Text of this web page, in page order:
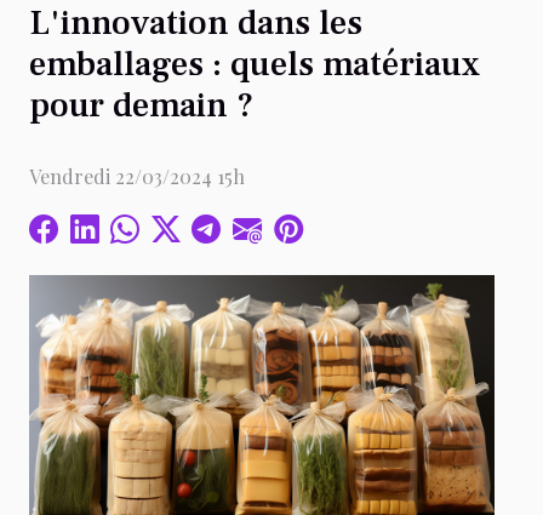
L'innovation dans les
emballages : quels matériaux
pour demain ?
Vendredi 22/03/2024 15h